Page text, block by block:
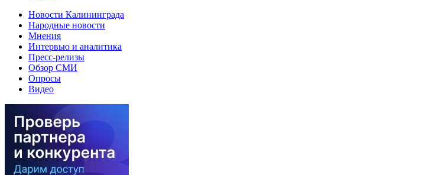
Новости Калининграда
Народные новости
Мнения
Интервью и аналитика
Пресс-релизы
Обзор СМИ
Опросы
Видео